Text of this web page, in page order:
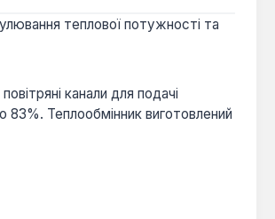
теплової потужності та
канали для подачі
83%. Теплообмінник виготовлений